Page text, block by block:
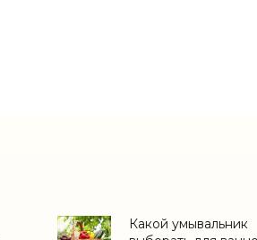
Какой умывальник